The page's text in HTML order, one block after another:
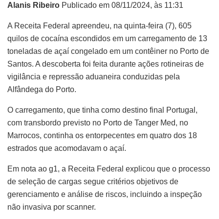
Alanis Ribeiro Publicado em 08/11/2024, às 11:31
A Receita Federal apreendeu, na quinta-feira (7), 605
quilos de cocaína escondidos em um carregamento de 13
toneladas de açaí congelado em um contêiner no Porto de
Santos. A descoberta foi feita durante ações rotineiras de
vigilância e repressão aduaneira conduzidas pela
Alfândega do Porto.
O carregamento, que tinha como destino final Portugal,
com transbordo previsto no Porto de Tanger Med, no
Marrocos, continha os entorpecentes em quatro dos 18
estrados que acomodavam o açaí.
Em nota ao g1, a Receita Federal explicou que o processo
de seleção de cargas segue critérios objetivos de
gerenciamento e análise de riscos, incluindo a inspeção
não invasiva por scanner.